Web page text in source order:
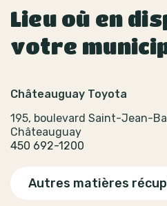
Lieu où en
votre
Châteauguay Toyota
195, boulevard Saint-Jean-
Châteauguay
450 692-1200
Autres matières